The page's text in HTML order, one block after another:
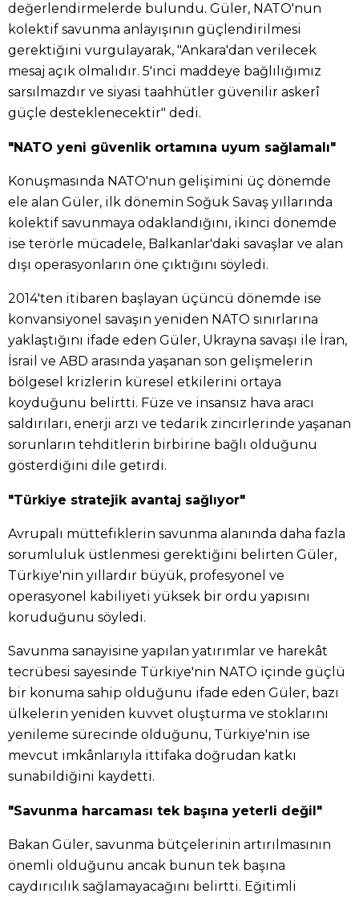
değerlendirmelerde bulundu. Güler, NATO'nun
kolektif savunma anlayışının güçlendirilmesi
gerektiğini vurgulayarak, "Ankara'dan verilecek
mesaj açık olmalıdır. 5'inci maddeye bağlılığımız
sarsılmazdır ve siyasi taahhütler güvenilir askerî
güçle desteklenecektir" dedi.
"NATO yeni güvenlik ortamına uyum sağlamalı"
Konuşmasında NATO'nun gelişimini üç dönemde
ele alan Güler, ilk dönemin Soğuk Savaş yıllarında
kolektif savunmaya odaklandığını, ikinci dönemde
ise terörle mücadele, Balkanlar'daki savaşlar ve alan
dışı operasyonların öne çıktığını söyledi.
2014'ten itibaren başlayan üçüncü dönemde ise
konvansiyonel savaşın yeniden NATO sınırlarına
yaklaştığını ifade eden Güler, Ukrayna savaşı ile İran,
İsrail ve ABD arasında yaşanan son gelişmelerin
bölgesel krizlerin küresel etkilerini ortaya
koyduğunu belirtti. Füze ve insansız hava aracı
saldırıları, enerji arzı ve tedarik zincirlerinde yaşanan
sorunların tehditlerin birbirine bağlı olduğunu
gösterdiğini dile getirdi.
"Türkiye stratejik avantaj sağlıyor"
Avrupalı müttefiklerin savunma alanında daha fazla
sorumluluk üstlenmesi gerektiğini belirten Güler,
Türkiye'nin yıllardır büyük, profesyonel ve
operasyonel kabiliyeti yüksek bir ordu yapısını
koruduğunu söyledi.
Savunma sanayisine yapılan yatırımlar ve harekât
tecrübesi sayesinde Türkiye'nin NATO içinde güçlü
bir konuma sahip olduğunu ifade eden Güler, bazı
ülkelerin yeniden kuvvet oluşturma ve stoklarını
yenileme sürecinde olduğunu, Türkiye'nin ise
mevcut imkânlarıyla ittifaka doğrudan katkı
sunabildiğini kaydetti.
"Savunma harcaması tek başına yeterli değil"
Bakan Güler, savunma bütçelerinin artırılmasının
önemli olduğunu ancak bunun tek başına
caydırıcılık sağlamayacağını belirtti. Eğitimli